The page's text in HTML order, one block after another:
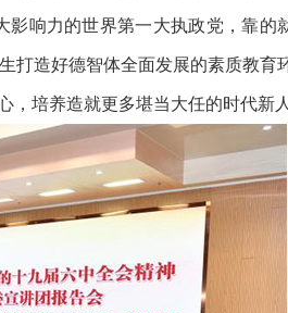
影响力的世界第一大执政党，靠的
打造好德智体全面发展的素质教育
，培养造就更多堪当大任的时代新